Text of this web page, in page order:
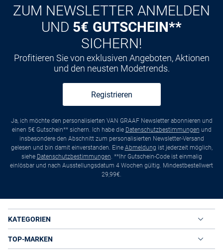
Kauf aufRechnung
ZUM NEWSLETTER ANMELDEN
UND 5€ GUTSCHEIN**
SICHERN!
Profitieren Sie von exklusiven Angeboten, Aktionen
und den neusten Modetrends.
Registrieren
Ja, ich möchte den personalisierten VAN GRAAF Newsletter abonnieren und
einen 5€ Gutschein** sichern. Ich habe die Datenschutzbestimmungen und
insbesondere den Abschnitt zum personalisierten Newsletter-Versand
gelesen und bin damit einverstanden. Eine Abmeldung ist jederzeit möglich,
siehe Datenschutzbestimmungen. **Ihr Gutschein-Code ist einmalig
einlösbar und nach Ausstellungsdatum 4 Wochen gültig. Mindestbestellwert
29,99€.
KATEGORIEN
TOP-MARKEN